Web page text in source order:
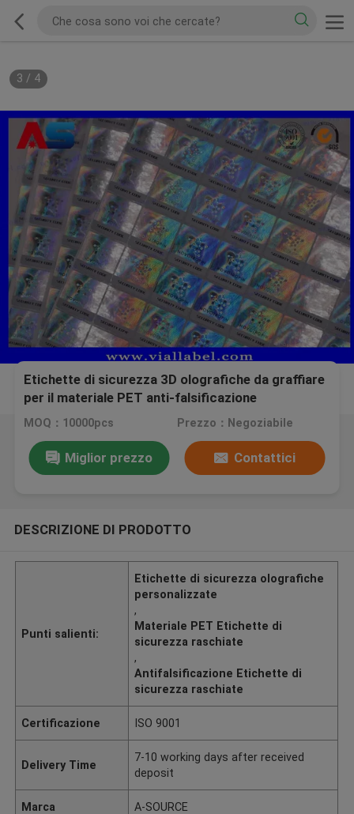
3 / 4
Etichette di sicurezza 3D olografiche da graffiare
per il materiale PET anti-falsificazione
personalizzabili
MOQ：10000pcs Prezzo：Negoziabile
Miglior prezzo Contattici
DESCRIZIONE DI PRODOTTO
Punti salienti:
Etichette di sicurezza olografiche
personalizzate
,
Materiale PET Etichette di
sicurezza raschiate
,
Antifalsificazione Etichette di
sicurezza raschiate
Certificazione ISO 9001
Delivery Time
7-10 working days after received
deposit
Marca A-SOURCE